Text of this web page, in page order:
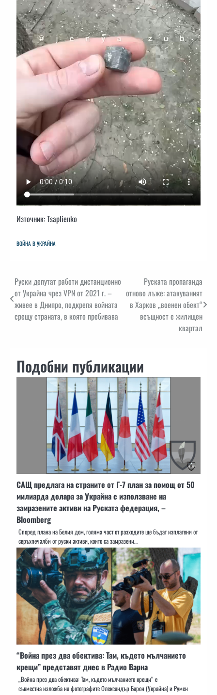
Източник: Tsaplienko
ВОЙНА В УКРАЙНА
Навигация
Руски депутат работи дистанционно
от Украйна чрез VPN от 2021 г. –
живее в Днипро, подкрепя войната
срещу страната, в която пребивава
Руската пропаганда
отново лъже: атакуваният
в Харков „военен обект“
всъщност е жилищен
квартал
Подобни публикации
САЩ предлага на страните от Г-7 план за помощ от 50
милиарда долара за Украйна с използване на
замразените активи на Руската федерация, –
Bloomberg
Според плана на Белия дом, голяма част от разходите ще бъдат изплатени от
свръхпечалби от руски активи, които са замразени…
“Война през два обектива: Там, където мълчанието
крещи” представят днес в Радио Варна
„Война през два обектива: Там, където мълчанието крещи“ е
съвместна изложба на фотографите Олександър Барон (Украйна) и Румен